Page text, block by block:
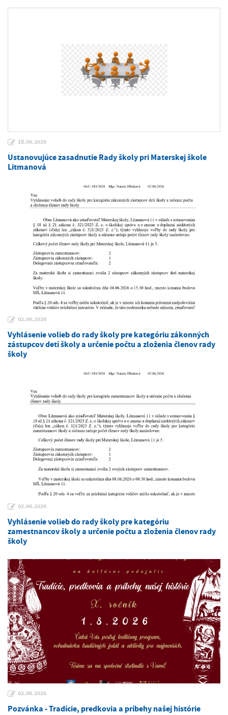
18.06.2026
Ustanovujúce zasadnutie Rady školy pri Materskej škole
Litmanová
02.06.2026
Vyhlásenie volieb do rady školy pre kategóriu zákonných
zástupcov detí školy a určenie počtu a zloženia členov rady
školy
02.06.2026
Vyhlásenie volieb do rady školy pre kategóriu
zamestnancov školy a určenie počtu a zloženia členov rady
školy
02.06.2026
Pozvánka - Tradície, predkovia a príbehy našej histórie